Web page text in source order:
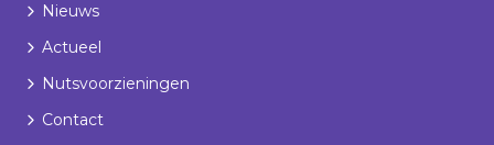
Nieuws
Actueel
Nutsvoorzieningen
Contact